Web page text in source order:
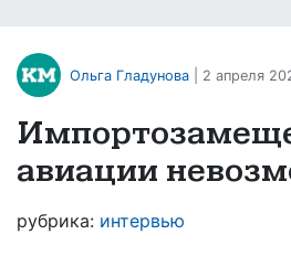
Ольга Гладунова | 2 апреля
авиации
рубрика: интервью